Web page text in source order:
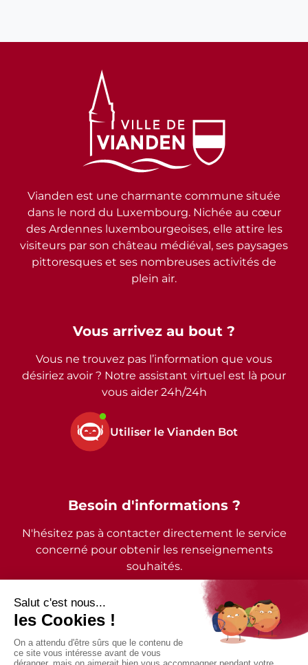
Vous arrivez au bout ?
Vous ne trouvez pas l’information que vous
désiriez avoir ? Notre assistant virtuel est là pour
vous aider 24h/24h
Utiliser le Vianden Bot
Vianden est une charmante commune située
dans le nord du Luxembourg. Nichée au cœur
des Ardennes luxembourgeoises, elle attire les
visiteurs par son château médiéval, ses paysages
pittoresques et ses nombreuses activités de
plein air.
Besoin d'informations ?
N'hésitez pas à contacter directement le service
concerné pour obtenir les renseignements
souhaités.
2026 - © Commune de Vianden - Tous droits réservés